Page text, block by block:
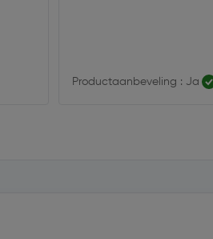
Productaanbeveling : Ja